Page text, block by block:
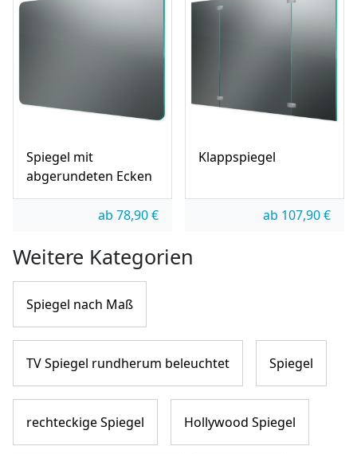
Spiegel mit
abgerundeten Ecken
ab 78,90€
Klappspiegel
ab 107,90€
Weitere Kategorien
Spiegel nach Maß
TV Spiegel rundherum beleuchtet Spiegel
rechteckige Spiegel Hollywood Spiegel